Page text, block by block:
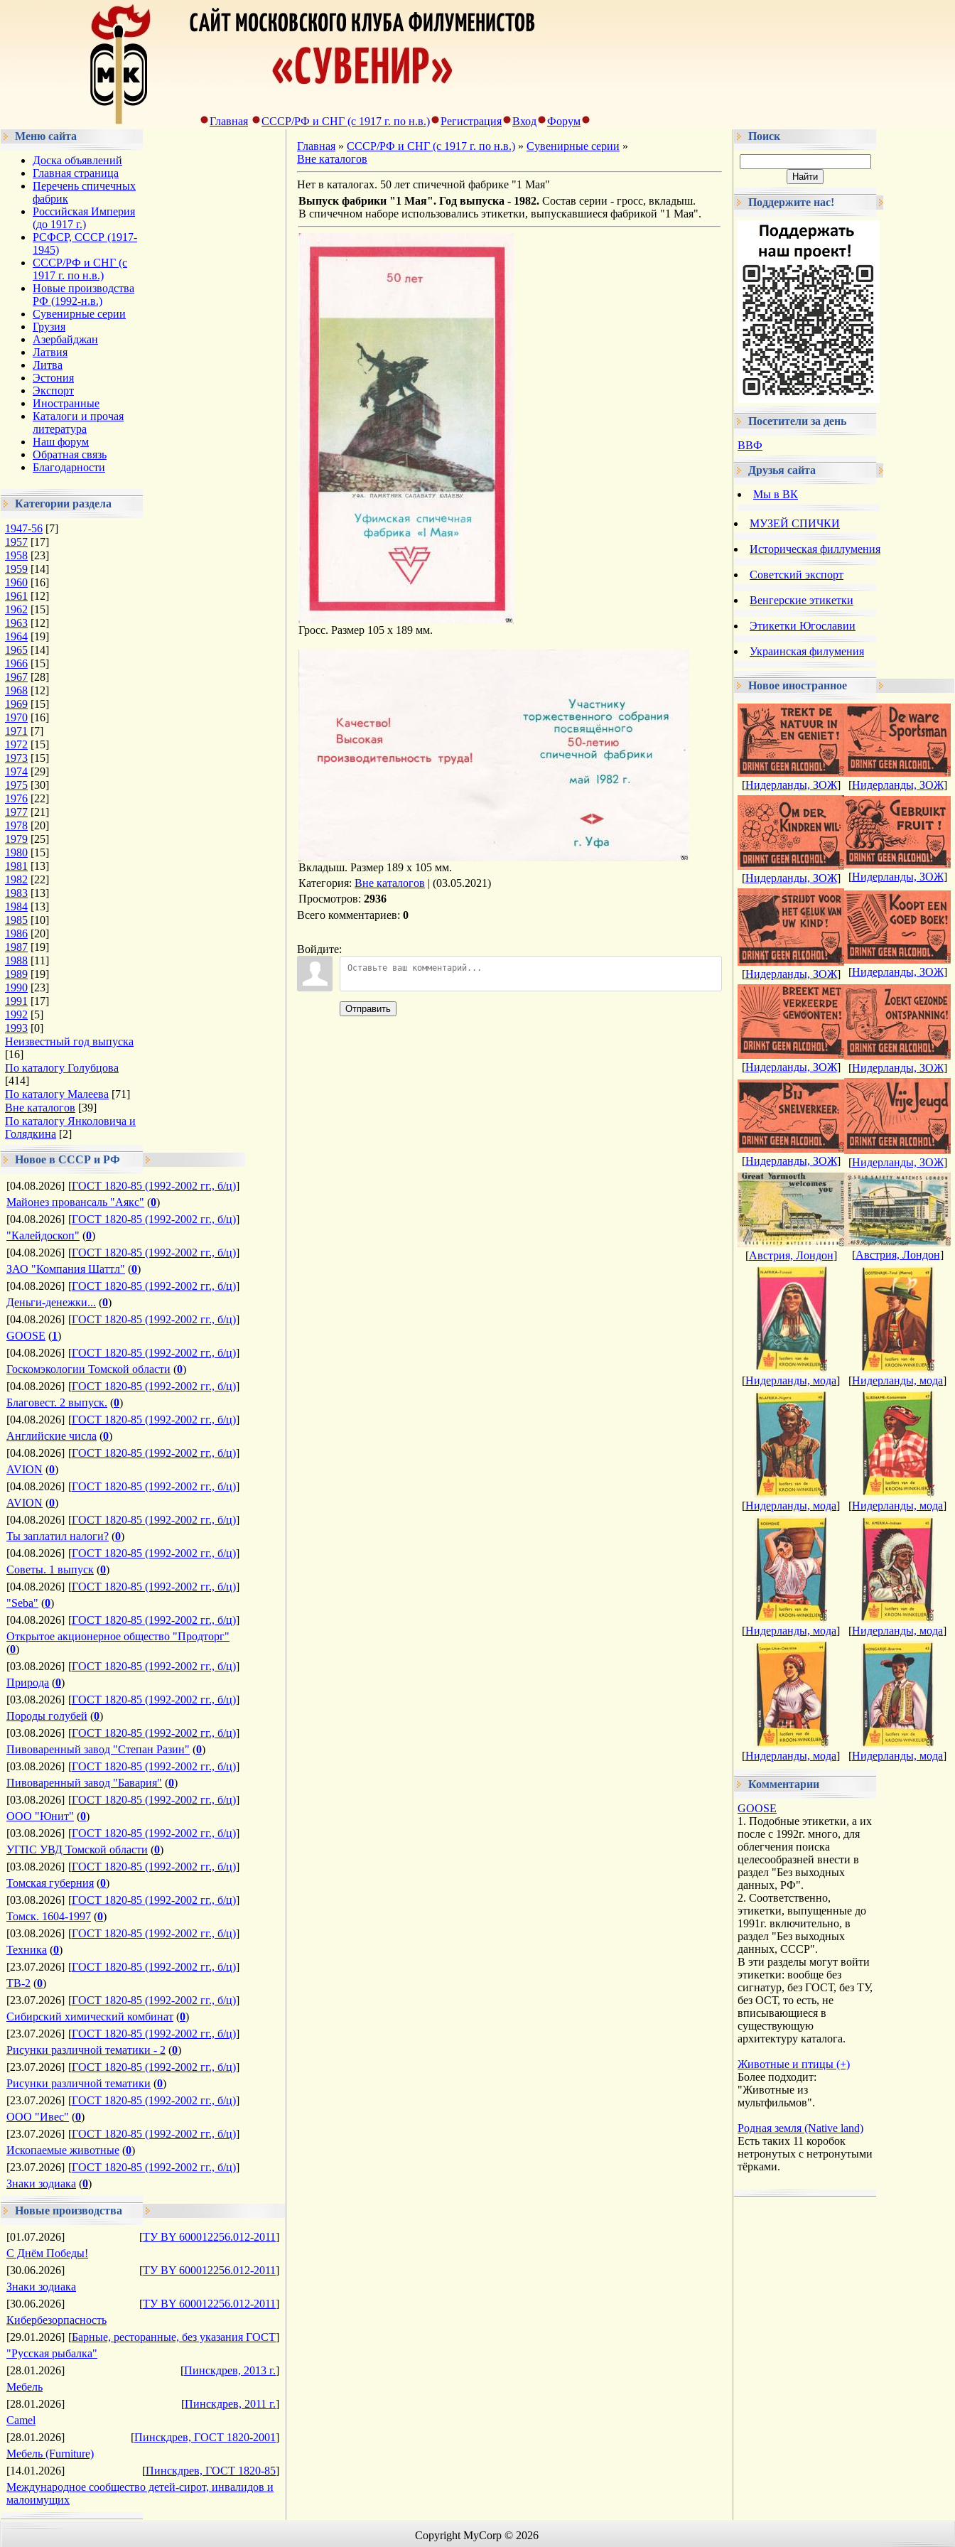
Главная СССР/РФ и СНГ (с 1917 г. по н.в.) Регистрация Вход
Форум
Меню сайта
Доска объявлений
Главная страница
Перечень спичечных
фабрик
Российская Империя
(до 1917 г.)
РСФСР, СССР (1917-
1945)
СССР/РФ и СНГ (с
1917 г. по н.в.)
Новые производства
РФ (1992-н.в.)
Сувенирные серии
Грузия
Азербайджан
Латвия
Литва
Эстония
Экспорт
Иностранные
Каталоги и прочая
литература
Наш форум
Обратная связь
Благодарности
Категории раздела
1947-56 [7]
1957 [17]
1958 [23]
1959 [14]
1960 [16]
1961 [12]
1962 [15]
1963 [12]
1964 [19]
1965 [14]
1966 [15]
1967 [28]
1968 [12]
1969 [15]
1970 [16]
1971 [7]
1972 [15]
1973 [15]
1974 [29]
1975 [30]
1976 [22]
1977 [21]
1978 [20]
1979 [25]
1980 [15]
1981 [13]
1982 [22]
1983 [13]
1984 [13]
1985 [10]
1986 [20]
1987 [19]
1988 [11]
1989 [19]
1990 [23]
1991 [17]
1992 [5]
1993 [0]
Неизвестный год выпуска
[16]
По каталогу Голубцова
[414]
По каталогу Малеева [71]
Вне каталогов [39]
По каталогу Янколовича и
Голядкина [2]
Новое в СССР и РФ
[04.08.2026] [ГОСТ 1820-85 (1992-2002 гг., б/ц)]
Майонез провансаль "Аякс" (0)
[04.08.2026] [ГОСТ 1820-85 (1992-2002 гг., б/ц)]
"Калейдоскоп" (0)
[04.08.2026] [ГОСТ 1820-85 (1992-2002 гг., б/ц)]
ЗАО "Компания Шаттл" (0)
[04.08.2026] [ГОСТ 1820-85 (1992-2002 гг., б/ц)]
Деньги-денежки... (0)
[04.08.2026] [ГОСТ 1820-85 (1992-2002 гг., б/ц)]
GOOSE (1)
[04.08.2026] [ГОСТ 1820-85 (1992-2002 гг., б/ц)]
Госкомэкологии Томской области (0)
[04.08.2026] [ГОСТ 1820-85 (1992-2002 гг., б/ц)]
Благовест. 2 выпуск. (0)
[04.08.2026] [ГОСТ 1820-85 (1992-2002 гг., б/ц)]
Английские числа (0)
[04.08.2026] [ГОСТ 1820-85 (1992-2002 гг., б/ц)]
AVION (0)
[04.08.2026] [ГОСТ 1820-85 (1992-2002 гг., б/ц)]
AVION (0)
[04.08.2026] [ГОСТ 1820-85 (1992-2002 гг., б/ц)]
Ты заплатил налоги? (0)
[04.08.2026] [ГОСТ 1820-85 (1992-2002 гг., б/ц)]
Советы. 1 выпуск (0)
[04.08.2026] [ГОСТ 1820-85 (1992-2002 гг., б/ц)]
"Seba" (0)
[04.08.2026] [ГОСТ 1820-85 (1992-2002 гг., б/ц)]
Открытое акционерное общество "Продторг"
(0)
[03.08.2026] [ГОСТ 1820-85 (1992-2002 гг., б/ц)]
Природа (0)
[03.08.2026] [ГОСТ 1820-85 (1992-2002 гг., б/ц)]
Породы голубей (0)
[03.08.2026] [ГОСТ 1820-85 (1992-2002 гг., б/ц)]
Пивоваренный завод "Степан Разин" (0)
[03.08.2026] [ГОСТ 1820-85 (1992-2002 гг., б/ц)]
Пивоваренный завод "Бавария" (0)
[03.08.2026] [ГОСТ 1820-85 (1992-2002 гг., б/ц)]
ООО "Юнит" (0)
[03.08.2026] [ГОСТ 1820-85 (1992-2002 гг., б/ц)]
УГПС УВД Томской области (0)
[03.08.2026] [ГОСТ 1820-85 (1992-2002 гг., б/ц)]
Томская губерния (0)
[03.08.2026] [ГОСТ 1820-85 (1992-2002 гг., б/ц)]
Томск. 1604-1997 (0)
[03.08.2026] [ГОСТ 1820-85 (1992-2002 гг., б/ц)]
Техника (0)
[23.07.2026] [ГОСТ 1820-85 (1992-2002 гг., б/ц)]
ТВ-2 (0)
[23.07.2026] [ГОСТ 1820-85 (1992-2002 гг., б/ц)]
Сибирский химический комбинат (0)
[23.07.2026] [ГОСТ 1820-85 (1992-2002 гг., б/ц)]
Рисунки различной тематики - 2 (0)
[23.07.2026] [ГОСТ 1820-85 (1992-2002 гг., б/ц)]
Рисунки различной тематики (0)
[23.07.2026] [ГОСТ 1820-85 (1992-2002 гг., б/ц)]
ООО "Ивес" (0)
[23.07.2026] [ГОСТ 1820-85 (1992-2002 гг., б/ц)]
Ископаемые животные (0)
[23.07.2026] [ГОСТ 1820-85 (1992-2002 гг., б/ц)]
Знаки зодиака (0)
Новые производства
[01.07.2026] [ТУ BY 600012256.012-2011]
С Днём Победы!
[30.06.2026]
[ТУ BY 600012256.012-2011]
Знаки зодиака
[30.06.2026]
[ТУ BY 600012256.012-2011]
Кибербезорпасность
[29.01.2026] [Барные, ресторанные, без указания ГОСТ]
"Русская рыбалка"
[28.01.2026]
[Пинскдрев, 2013 г.]
Мебель
[28.01.2026]
[Пинскдрев, 2011 г.]
Camel
[28.01.2026]
[Пинскдрев, ГОСТ 1820-2001]
Мебель (Furniture)
[14.01.2026]
[Пинскдрев, ГОСТ 1820-85]
Международное сообщество детей-сирот, инвалидов и
малоимущих
Главная » СССР/РФ и СНГ (с 1917 г. по н.в.) » Сувенирные серии »
Вне каталогов
Нет в каталогах. 50 лет спичечной фабрике "1 Мая"
Выпуск фабрики "1 Мая". Год выпуска - 1982. Состав серии - гросс, вкладыш.
В спичечном наборе использовались этикетки, выпускавшиеся фабрикой "1 Мая".
Гросс. Размер 105 х 189 мм.
Вкладыш. Размер 189 х 105 мм.
Категория: Вне каталогов | (03.05.2021)
Просмотров: 2936
Всего комментариев: 0
Войдите:
Отправить
Поиск
Поддержите нас!
Посетители за день
ВВФ
Друзья сайта
Мы в ВК
МУЗЕЙ СПИЧКИ
Историческая филлумения
Советский экспорт
Венгерские этикетки
Этикетки Югославии
Украинская филумения
Новое иностранное
[Нидерланды, ЗОЖ] [Нидерланды, ЗОЖ]
[Нидерланды, ЗОЖ] [Нидерланды, ЗОЖ]
[Нидерланды, ЗОЖ] [Нидерланды, ЗОЖ]
[Нидерланды, ЗОЖ] [Нидерланды, ЗОЖ]
[Нидерланды, ЗОЖ] [Нидерланды, ЗОЖ]
[Австрия, Лондон] [Австрия, Лондон]
[Нидерланды, мода] [Нидерланды, мода]
[Нидерланды, мода] [Нидерланды, мода]
[Нидерланды, мода] [Нидерланды, мода]
[Нидерланды, мода] [Нидерланды, мода]
Комментарии
GOOSE
1. Подобные этикетки, а их
после с 1992г. много, для
облегчения поиска
целесообразней внести в
раздел "Без выходных
данных, РФ".
2. Соответственно,
этикетки, выпущенные до
1991г. включительно, в
раздел "Без выходных
данных, СССР".
В эти разделы могут войти
этикетки: вообще без
сигнатур, без ГОСТ, без ТУ,
без ОСТ, то есть, не
вписывающиеся в
существующую
архитектуру каталога.
Животные и птицы (+)
Более подходит:
"Животные из
мультфильмов".
Родная земля (Native land)
Есть таких 11 коробок
нетронутых с нетронутыми
тёрками.
Copyright MyCorp © 2026